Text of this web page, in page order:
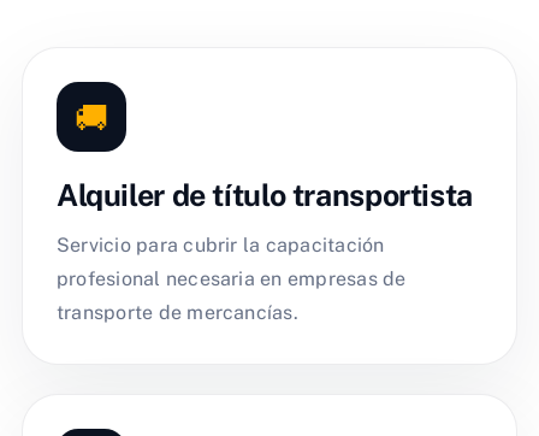
🚚
Alquiler de título transportista
Servicio para cubrir la capacitación
profesional necesaria en empresas de
transporte de mercancías.